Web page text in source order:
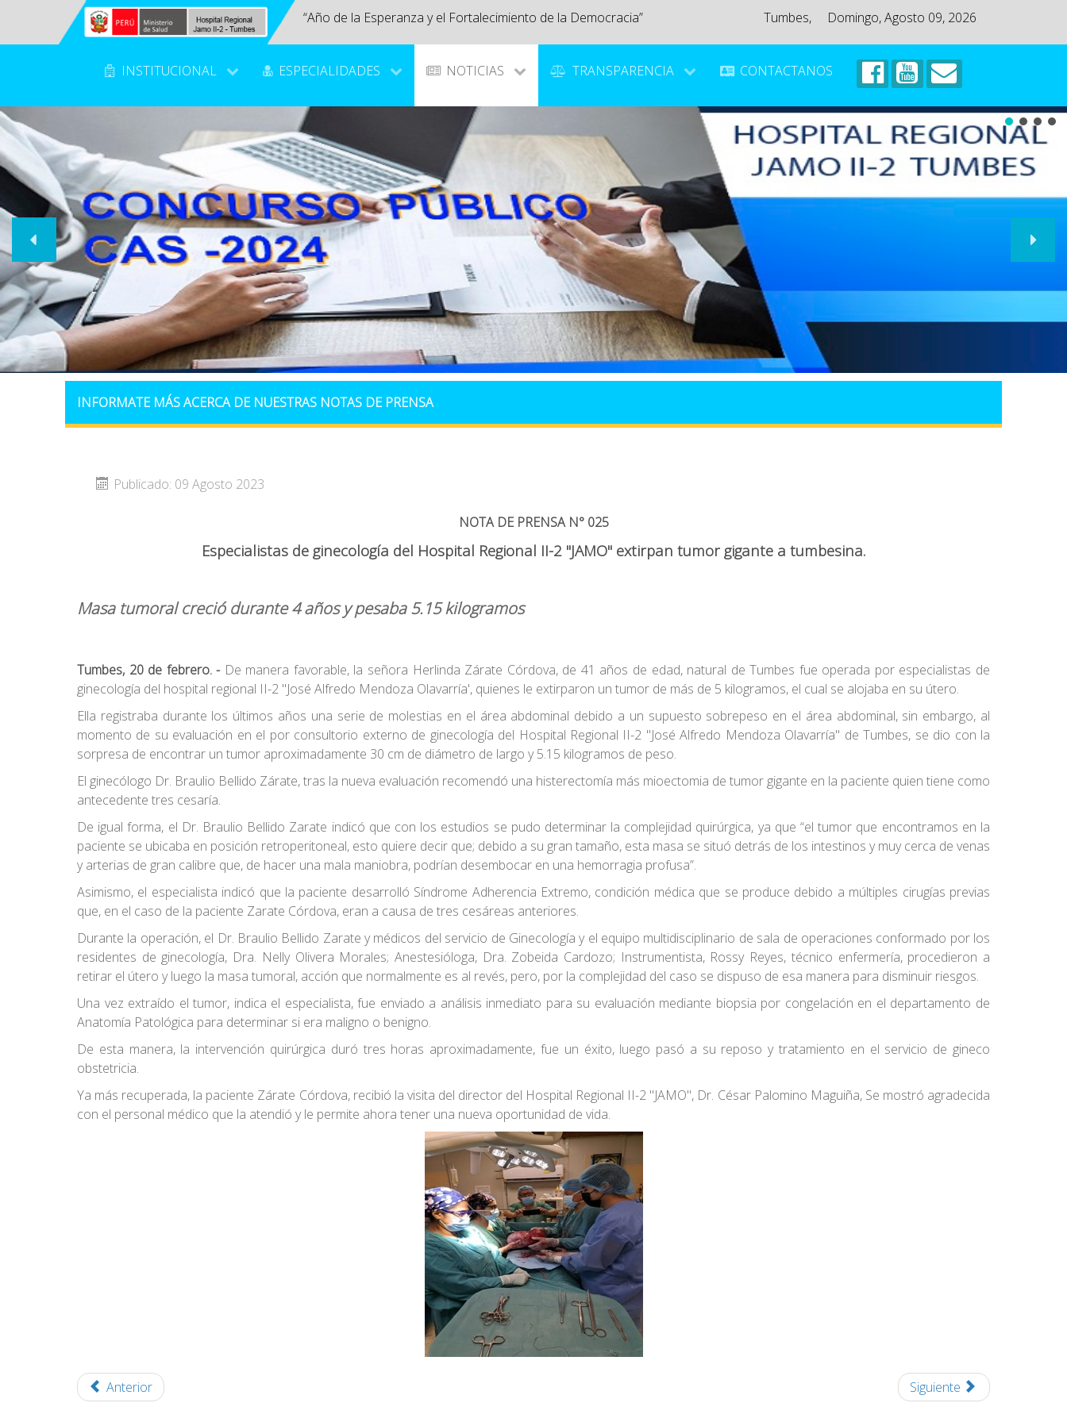
“Año de la Esperanza y el Fortalecimiento de la Democracia” Tumbes, Domingo, Agosto 09, 2026
INSTITUCIONAL ESPECIALIDADES NOTICIAS TRANSPARENCIA CONTACTANOS
INFORMATE MÁS ACERCA DE NUESTRAS NOTAS DE PRENSA
Publicado: 09 Agosto 2023
NOTA DE PRENSA N° 025
Especialistas de ginecología del Hospital Regional II-2 "JAMO" extirpan tumor gigante a tumbesina.
Masa tumoral creció durante 4 años y pesaba 5.15 kilogramos
Tumbes, 20 de febrero. - De manera favorable, la señora Herlinda Zárate Córdova, de 41 años de edad, natural de Tumbes fue operada por especialistas de
ginecología del hospital regional II-2 "José Alfredo Mendoza Olavarría', quienes le extirparon un tumor de más de 5 kilogramos, el cual se alojaba en su útero.
Ella registraba durante los últimos años una serie de molestias en el área abdominal debido a un supuesto sobrepeso en el área abdominal, sin embargo, al
momento de su evaluación en el por consultorio externo de ginecología del Hospital Regional II-2 "José Alfredo Mendoza Olavarría" de Tumbes, se dio con la
sorpresa de encontrar un tumor aproximadamente 30 cm de diámetro de largo y 5.15 kilogramos de peso.
El ginecólogo Dr. Braulio Bellido Zárate, tras la nueva evaluación recomendó una histerectomía más mioectomia de tumor gigante en la paciente quien tiene como
antecedente tres cesaría.
De igual forma, el Dr. Braulio Bellido Zarate indicó que con los estudios se pudo determinar la complejidad quirúrgica, ya que “el tumor que encontramos en la
paciente se ubicaba en posición retroperitoneal, esto quiere decir que; debido a su gran tamaño, esta masa se situó detrás de los intestinos y muy cerca de venas
y arterias de gran calibre que, de hacer una mala maniobra, podrían desembocar en una hemorragia profusa”.
Asimismo, el especialista indicó que la paciente desarrolló Síndrome Adherencia Extremo, condición médica que se produce debido a múltiples cirugías previas
que, en el caso de la paciente Zarate Córdova, eran a causa de tres cesáreas anteriores.
Durante la operación, el Dr. Braulio Bellido Zarate y médicos del servicio de Ginecología y el equipo multidisciplinario de sala de operaciones conformado por los
residentes de ginecología, Dra. Nelly Olivera Morales; Anestesióloga, Dra. Zobeida Cardozo; Instrumentista, Rossy Reyes, técnico enfermería, procedieron a
retirar el útero y luego la masa tumoral, acción que normalmente es al revés, pero, por la complejidad del caso se dispuso de esa manera para disminuir riesgos.
Una vez extraído el tumor, indica el especialista, fue enviado a análisis inmediato para su evaluación mediante biopsia por congelación en el departamento de
Anatomía Patológica para determinar si era maligno o benigno.
De esta manera, la intervención quirúrgica duró tres horas aproximadamente, fue un éxito, luego pasó a su reposo y tratamiento en el servicio de gineco
obstetricia.
Ya más recuperada, la paciente Zárate Córdova, recibió la visita del director del Hospital Regional II-2 "JAMO", Dr. César Palomino Maguiña, Se mostró agradecida
con el personal médico que la atendió y le permite ahora tener una nueva oportunidad de vida.
Anterior Siguiente